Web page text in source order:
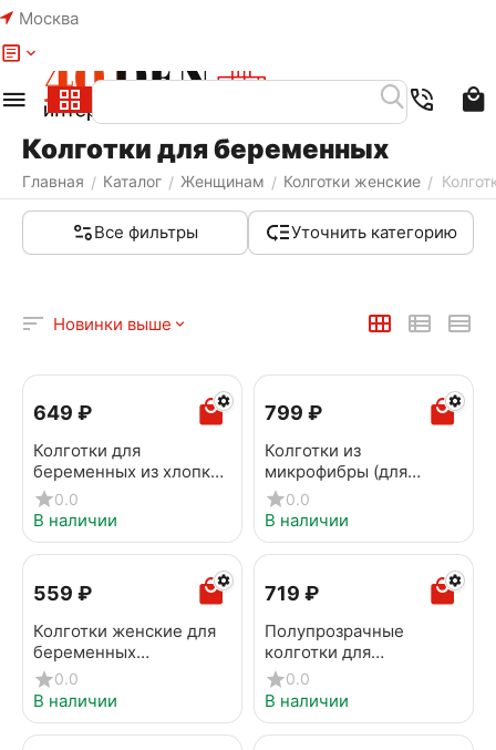
Москва
Колготки для беременных
Главная / Каталог / Женщинам / Колготки женские /
Все фильтры Уточнить категорию
Новинки выше
‍649‍ ₽
Колготки для
беременных из хлопка
Миними DONNA
COTONE 160 den nero
0.0
В наличии
‍799‍ ₽
Колготки из
микрофибры (для
беременных) MINIMI
DONNA MICRO 160 nero
0.0
В наличии
‍559‍ ₽
Колготки женские для
беременных
премиального качества
«Mommy» nero
0.0
В наличии
‍719‍ ₽
Полупрозрачные
колготки для
беременных Minimi
DONNA 40 den nero
0.0
В наличии
Меню